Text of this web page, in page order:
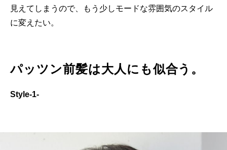
見えてしまうので、もう少しモードな雰囲気のスタイル
に変えたい。
パッツン前髪は大人にも似合う。
Style-1-